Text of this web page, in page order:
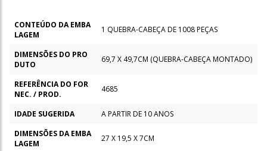
CONTEÚDO DA EMBA
LAGEM
1 QUEBRA-CABEÇA DE 1008 PEÇAS
DIMENSÕES DO PRO
DUTO
69,7 X 49,7CM (QUEBRA-CABEÇA MONTADO)
REFERÊNCIA DO FOR
NEC. / PROD.
4685
IDADE SUGERIDA
A PARTIR DE 10 ANOS
DIMENSÕES DA EMBA
LAGEM
27 X 19,5 X 7CM